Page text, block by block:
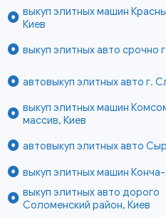
выкуп элитных машин
Киев
выкуп элитных авто срочно
автовыкуп элитных авто г.
выкуп элитных машин
массив, Киев
автовыкуп элитных авто
выкуп элитных машин
выкуп элитных авто дорого
Соломенский район, Киев